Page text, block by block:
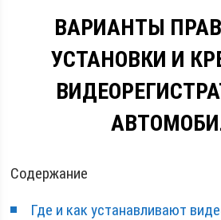
ВАРИАНТЫ
УСТАНОВКИ И
Содержание
Где и как устанавливают